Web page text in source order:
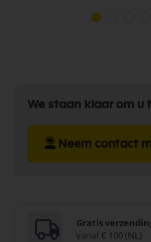
We staan klaar om u
Neem contact
Gratis
vanaf € 100 (NL)